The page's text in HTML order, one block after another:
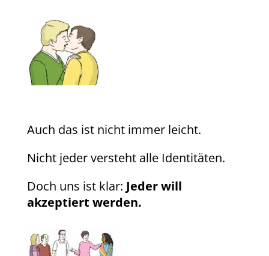
Auch das ist nicht immer leicht.
Nicht jeder versteht alle Identitäten.
Doch uns ist klar: Jeder will
akzeptiert werden.